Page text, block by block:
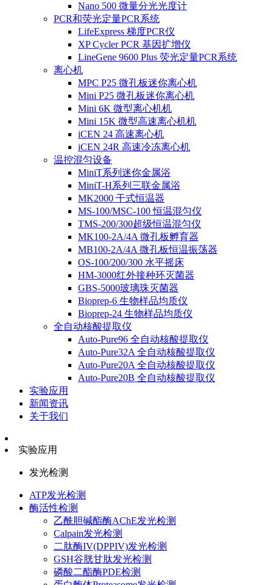
Nano 500 微量分光光度计
PCR和荧光定量PCR系统
LifeExpress 梯度PCR仪
XP Cycler PCR 基因扩增仪
LineGene 9600 Plus 荧光定量PCR系统
离心机
MPC P25 微孔板迷你离心机
Mini P25 微孔板迷你离心机
Mini 6K 微型离心机机
Mini 15K 微型高速离心机机
iCEN 24 高速离心机
iCEN 24R 高速冷冻离心机
温控混匀设备
MiniT系列迷你金属浴
MiniT-H系列三联金属浴
MK2000 干式恒温器
MS-100/MSC-100 恒温混匀仪
TMS-200/300超级恒温混匀仪
MK100-2A/4A 微孔板孵育器
MB100-2A/4A 微孔板恒温振荡器
OS-100/200/300 水平摇床
HM-3000红外接种环灭菌器
GBS-5000玻璃珠灭菌器
Bioprep-6 生物样品均质仪
Bioprep-24 生物样品均质仪
全自动核酸提取仪
Auto-Pure96 全自动核酸提取仪
Auto-Pure32A 全自动核酸提取仪
Auto-Pure20A 全自动核酸提取仪
Auto-Pure20B 全自动核酸提取仪
实验应用
新闻资讯
关于我们
实验应用
发光检测
ATP发光检测
酶活性检测
乙酰胆碱酯酶AChE发光检测
Calpain发光检测
二肽酶IV(DPPIV)发光检测
GSH谷胱甘肽发光检测
磷酸二酯酶PDE检测